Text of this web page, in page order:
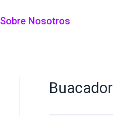
Sobre Nosotros
Buacador